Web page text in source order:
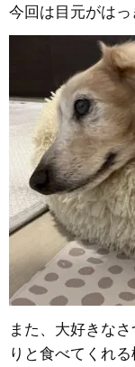
今回は目元がは
また、大好きな
りと食べてくれ